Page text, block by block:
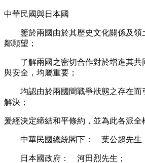
中華民國與日本國
鑒於兩國由於其歷史文化關係及領
鄰願望；
了解兩國之密切合作對於增進其共
與安全，均屬重要；
均認由於兩國間戰爭狀態之存在而
解決；
爰經決定締結和平條約，並為此各派全
中華民國總統閣下： 葉公超先生
日本國政府： 河田烈先生；